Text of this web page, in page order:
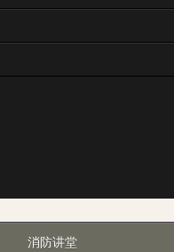
消防讲堂